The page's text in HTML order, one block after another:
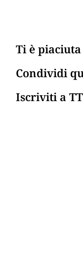
Ti è
Condividi
Iscriviti a